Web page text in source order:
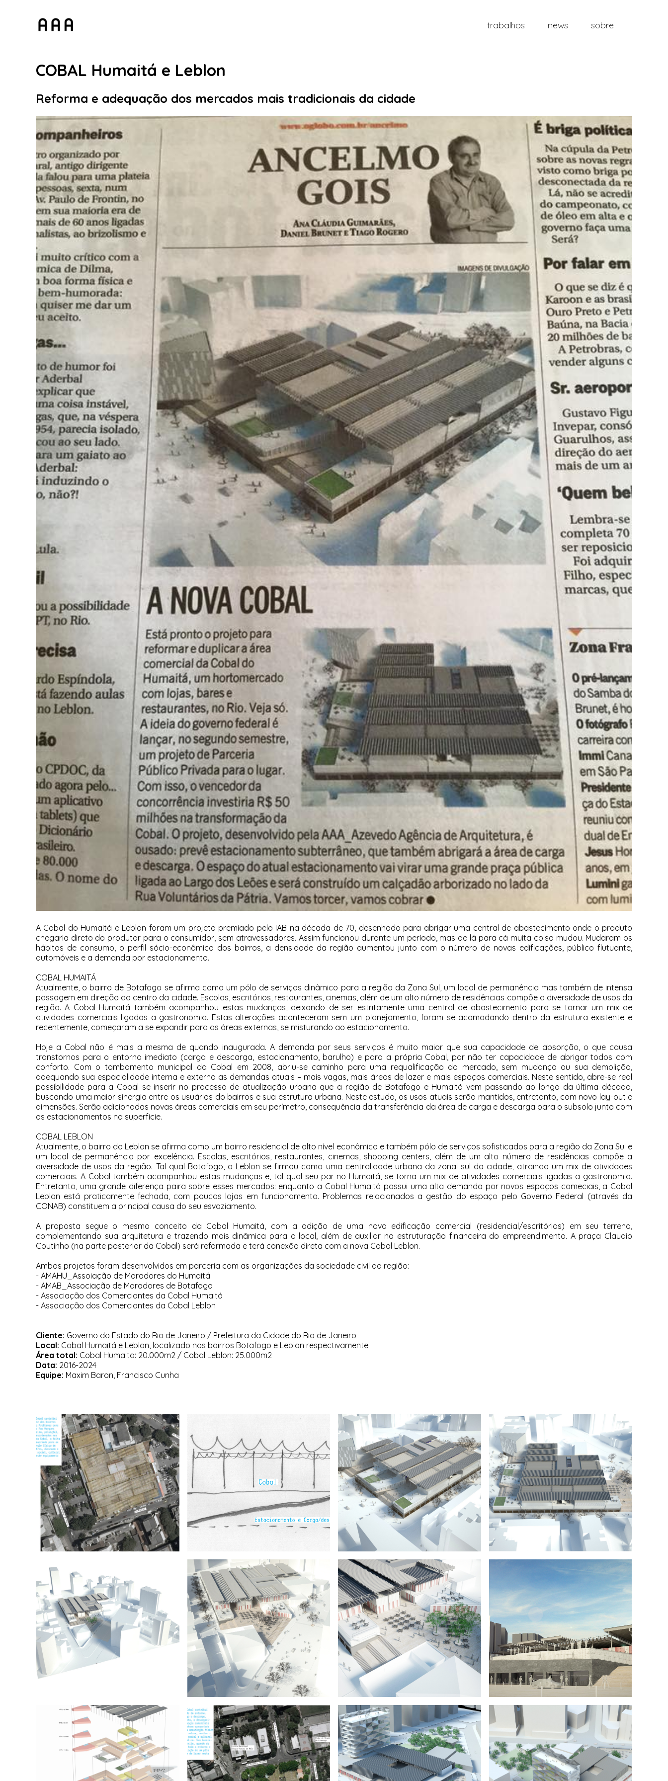
trabalhos news sobre
COBAL Humaitá e Leblon
Reforma e adequação dos mercados mais tradicionais da cidade
A Cobal do Humaitá e Leblon foram um projeto premiado pelo IAB na década de 70, desenhado para abrigar uma central de abastecimento onde o produto
chegaria direto do produtor para o consumidor, sem atravessadores. Assim funcionou durante um período, mas de lá para cá muita coisa mudou. Mudaram os
hábitos de consumo, o perfil sócio-econômico dos bairros, a densidade da região aumentou junto com o número de novas edificações, público flutuante,
automóveis e a demanda por estacionamento.
COBAL HUMAITÁ
Atualmente, o bairro de Botafogo se afirma como um pólo de serviços dinâmico para a região da Zona Sul, um local de permanência mas também de intensa
passagem em direção ao centro da cidade. Escolas, escritórios, restaurantes, cinemas, além de um alto número de residências compõe a diversidade de usos da
região. A Cobal Humaitá também acompanhou estas mudanças, deixando de ser estritamente uma central de abastecimento para se tornar um mix de
atividades comerciais ligadas a gastronomia. Estas alterações aconteceram sem um planejamento, foram se acomodando dentro da estrutura existente e
recentemente, começaram a se expandir para as áreas externas, se misturando ao estacionamento.
Hoje a Cobal não é mais a mesma de quando inaugurada. A demanda por seus serviços é muito maior que sua capacidade de absorção, o que causa
transtornos para o entorno imediato (carga e descarga, estacionamento, barulho) e para a própria Cobal, por não ter capacidade de abrigar todos com
conforto. Com o tombamento municipal da Cobal em 2008, abriu-se caminho para uma requalificação do mercado, sem mudança ou sua demolição,
adequando sua espacialidade interna e externa as demandas atuais – mais vagas, mais áreas de lazer e mais espaços comerciais. Neste sentido, abre-se real
possibilidade para a Cobal se inserir no processo de atualização urbana que a região de Botafogo e Humaitá vem passando ao longo da última década,
buscando uma maior sinergia entre os usuários do bairros e sua estrutura urbana. Neste estudo, os usos atuais serão mantidos, entretanto, com novo lay-out e
dimensões. Serão adicionadas novas áreas comerciais em seu perímetro, consequência da transferência da área de carga e descarga para o subsolo junto com
os estacionamentos na superficie.
COBAL LEBLON
Atualmente, o bairro do Leblon se afirma como um bairro residencial de alto nível econômico e também pólo de serviços sofisticados para a região da Zona Sul e
um local de permanência por excelência. Escolas, escritórios, restaurantes, cinemas, shopping centers, além de um alto número de residências compõe a
diversidade de usos da região. Tal qual Botafogo, o Leblon se firmou como uma centralidade urbana da zonal sul da cidade, atraindo um mix de atividades
comerciais. A Cobal também acompanhou estas mudanças e, tal qual seu par no Humaitá, se torna um mix de atividades comerciais ligadas a gastronomia.
Entretanto, uma grande diferença paira sobre esses mercados: enquanto a Cobal Humaitá possui uma alta demanda por novos espaços comeciais, a Cobal
Leblon está praticamente fechada, com poucas lojas em funcionamento. Problemas relacionados a gestão do espaço pelo Governo Federal (através da
CONAB) constituem a principal causa do seu esvaziamento.
A proposta segue o mesmo conceito da Cobal Humaitá, com a adição de uma nova edificação comercial (residencial/escritórios) em seu terreno,
complementando sua arquitetura e trazendo mais dinâmica para o local, além de auxiliar na estruturação financeira do empreendimento. A praça Claudio
Coutinho (na parte posterior da Cobal) será reformada e terá conexão direta com a nova Cobal Leblon.
Ambos projetos foram desenvolvidos em parceria com as organizações da sociedade civil da região:
- AMAHU_Assoiação de Moradores do Humaitá
- AMAB_Associação de Moradores de Botafogo
- Associação dos Comerciantes da Cobal Humaitá
- Associação dos Comerciantes da Cobal Leblon
Cliente: Governo do Estado do Rio de Janeiro / Prefeitura da Cidade do Rio de Janeiro
Local: Cobal Humaitá e Leblon, localizado nos bairros Botafogo e Leblon respectivamente
Área total: Cobal Humaita: 20.000m2 / Cobal Leblon: 25.000m2
Data: 2016-2024
Equipe: Maxim Baron, Francisco Cunha